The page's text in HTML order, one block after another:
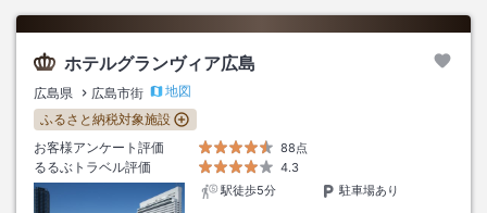
ホテルグランヴィア広島
広島県 広島市街
地図
ふるさと納税対象施設
お客様アンケート評価
88点
るるぶトラベル評価
4.3
駅徒歩5分
駐車場あり